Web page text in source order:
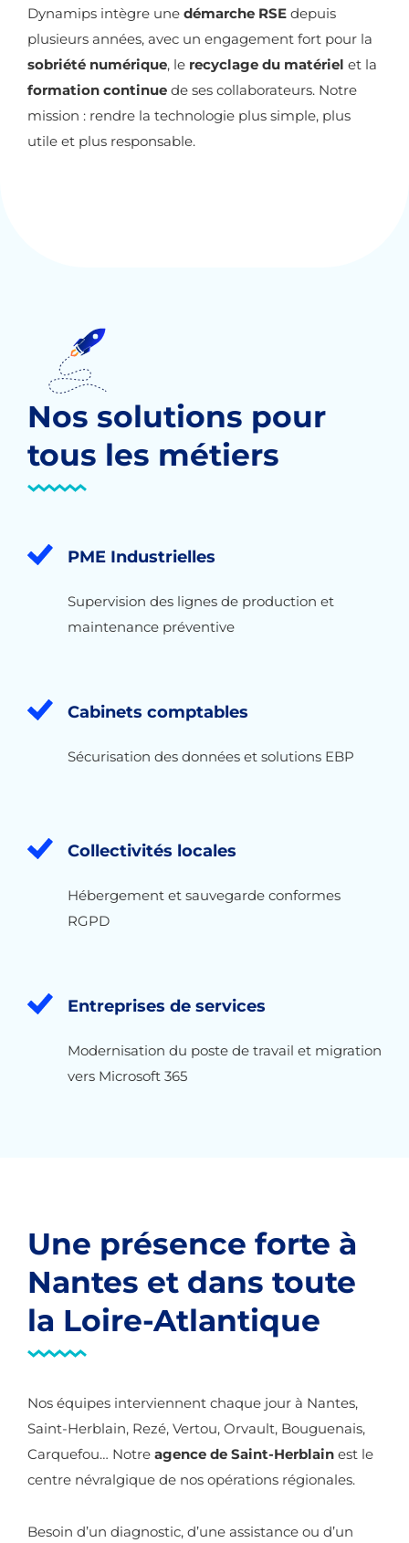
Dynamips intègre une démarche RSE depuis
plusieurs années, avec un engagement fort pour la
sobriété numérique, le recyclage du matériel et la
formation continue de ses collaborateurs. Notre
mission : rendre la technologie plus simple, plus
utile et plus responsable.
Nos solutions pour
tous les métiers
PME Industrielles
Supervision des lignes de production et
maintenance préventive
Cabinets comptables
Sécurisation des données et solutions EBP
Collectivités locales
Hébergement et sauvegarde conformes
RGPD
Entreprises de services
Modernisation du poste de travail et migration
vers Microsoft 365
Une présence forte à
Nantes et dans toute
la Loire-Atlantique
Nos équipes interviennent chaque jour à Nantes,
Saint-Herblain, Rezé, Vertou, Orvault, Bouguenais,
Carquefou… Notre agence de Saint-Herblain est le
centre névralgique de nos opérations régionales.
Besoin d’un diagnostic, d’une assistance ou d’un